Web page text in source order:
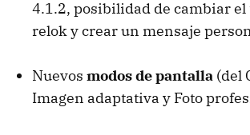
4.1.2, posibilidad de cambiar el
relok y crear un mensaje
Nuevos modos de pantalla (del
Imagen adaptativa y Foto